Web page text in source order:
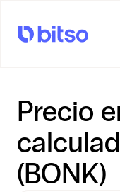
Precio
(BONK)